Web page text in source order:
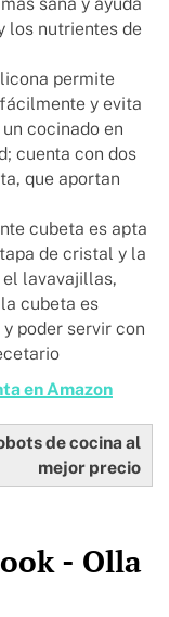
los nutrientes de
permite
y evita
cocinado en
cuenta con dos
que aportan
cubeta es apta
de cristal y la
lavavajillas,
cubeta es
poder servir con
en Amazon
de cocina al
mejor precio
- Olla